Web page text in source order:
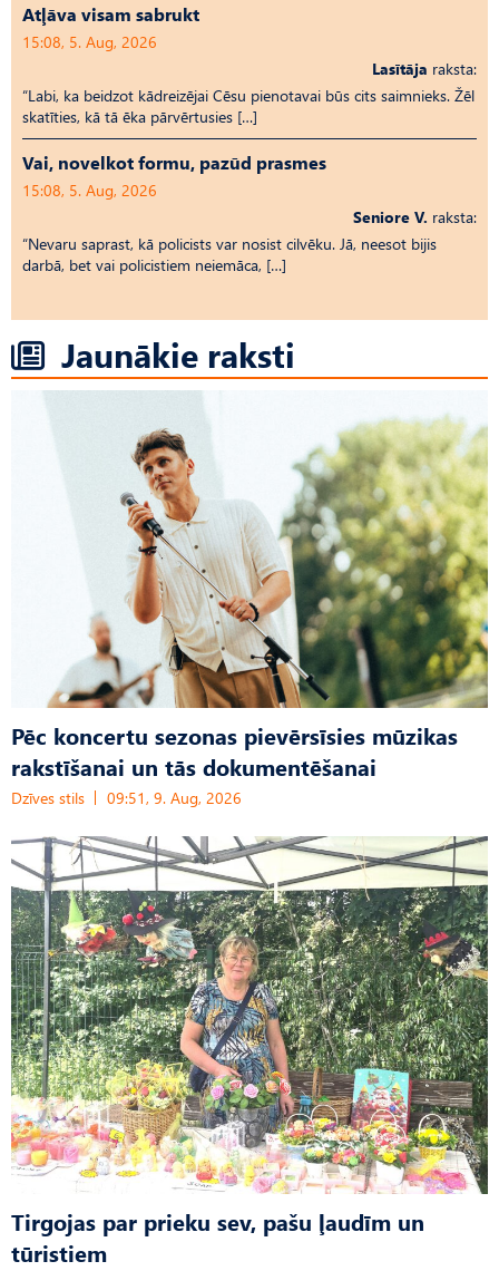
Atļāva visam sabrukt
15:08, 5. Aug, 2026
Lasītāja raksta:
“Labi, ka beidzot kādreizējai Cēsu pienotavai būs cits saimnieks. Žēl
skatīties, kā tā ēka pārvērtusies […]
Vai, novelkot formu, pazūd prasmes
15:08, 5. Aug, 2026
Seniore V. raksta:
“Nevaru saprast, kā policists var nosist cilvēku. Jā, neesot bijis
darbā, bet vai policistiem neiemāca, […]
Jaunākie raksti
Pēc koncertu sezonas pievērsīsies mūzikas
rakstīšanai un tās dokumentēšanai
Dzīves stils 09:51, 9. Aug, 2026
Tirgojas par prieku sev, pašu ļaudīm un
tūristiem